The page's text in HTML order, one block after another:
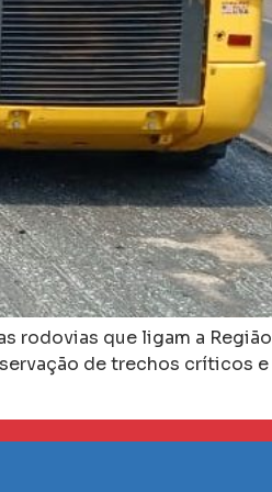
rodovias que ligam a Região
de trechos críticos e